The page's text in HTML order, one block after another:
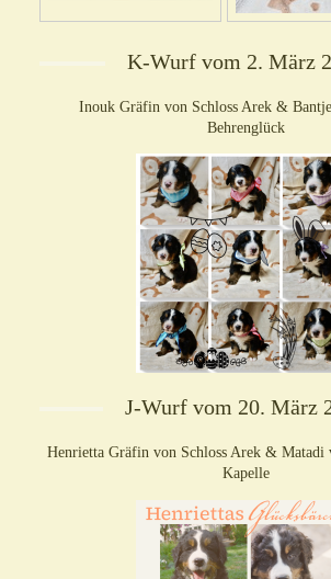
K-Wurf vom 2. März
Inouk Gräfin von Schloss Arek &
Behrenglück
J-Wurf vom 20. März
Henrietta Gräfin von Schloss Arek &
Kapelle